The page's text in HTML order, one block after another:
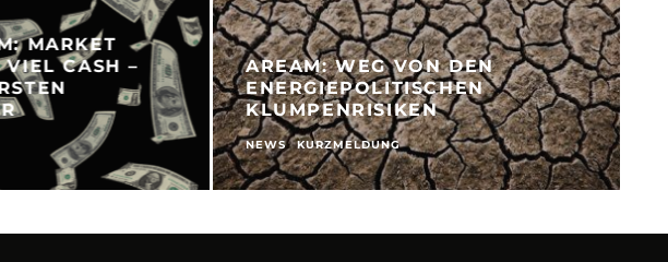
MARKET
CASH –
AREAM: WEG VON DEN
ENERGIEPOLITISCHEN
KLUMPENRISIKEN
NEWS KURZMELDUNG